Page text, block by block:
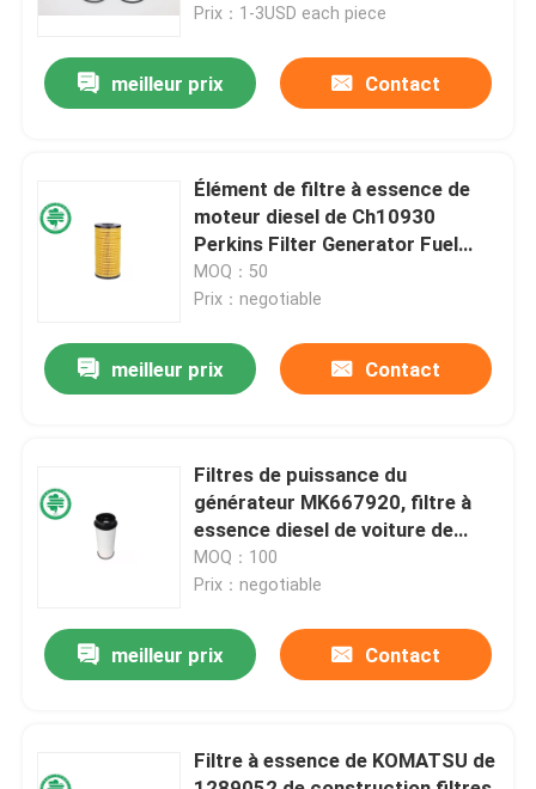
Maison
Vidéos
Visite d'usine
Contrôle de qualité
Contactez-nous
Nouvelles
Filtres à air des véhicules à moteur de cabine
Prix：1-3USD each piece
meilleur prix Contact
Élément de filtre à essence de
moteur diesel de Ch10930
Perkins Filter Generator Fuel
Filter
MOQ：50
Prix：negotiable
meilleur prix Contact
Filtres de puissance du
générateur MK667920, filtre à
essence diesel de voiture de
Mitsubishi 500054702
5801354114
MOQ：100
Prix：negotiable
meilleur prix Contact
Filtre à essence de KOMATSU de